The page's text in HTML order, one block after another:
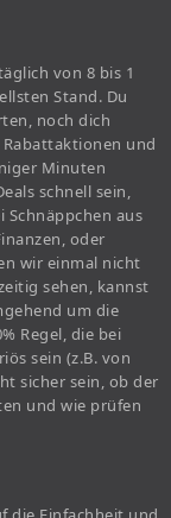
von 8 bis 1
Stand. Du
noch dich
Rabattaktionen und
Minuten
schnell sein,
Schnäppchen aus
oder
wir einmal nicht
sehen, kannst
um die
Regel, die bei
sein (z.B. von
sicher sein, ob der
und wie prüfen